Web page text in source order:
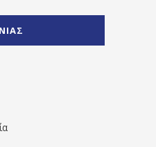
" artist="" ]